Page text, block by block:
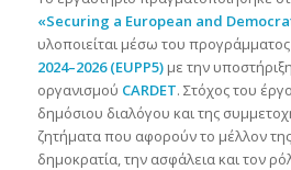
«Securing a European and
υλοποιείται μέσω του προγράμματος
2024–2026 (EUPP5)με την
οργανισμού CARDET. Στόχος του
δημόσιου διαλόγου και της
ζητήματα που αφορούν το μέλλον
δημοκρατία, την ασφάλεια και τον